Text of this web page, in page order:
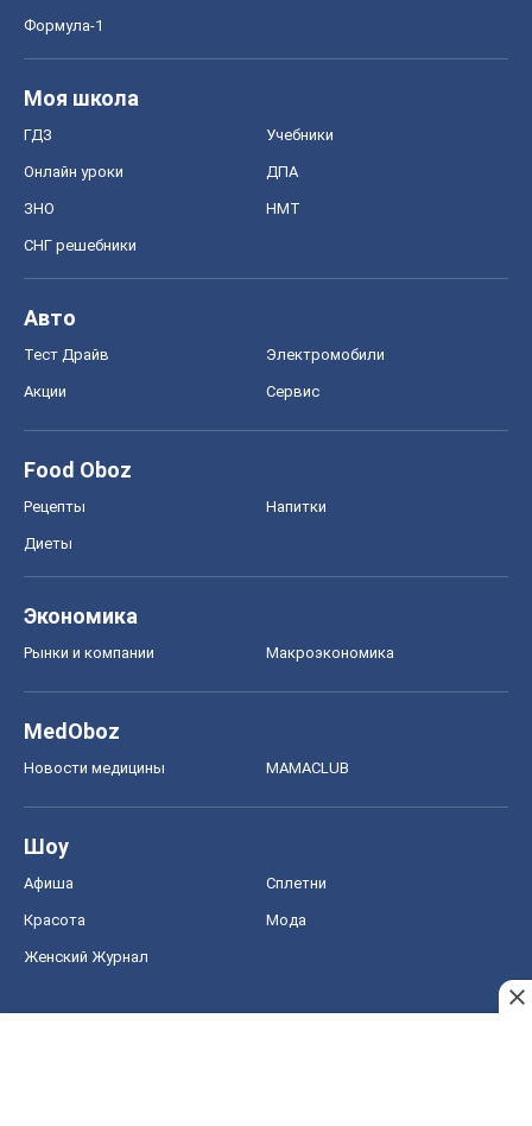
Формула-1
Моя школа
ГДЗ Учебники
Онлайн уроки ДПА
ЗНО НМТ
СНГ решебники
Авто
Тест Драйв Электромобили
Акции Сервис
Food Oboz
Рецепты Напитки
Диеты
Экономика
Рынки и компании Mакроэкономика
MedOboz
Новости медицины MAMACLUB
Шоу
Афиша Сплетни
Красота Мода
Женский Журнал